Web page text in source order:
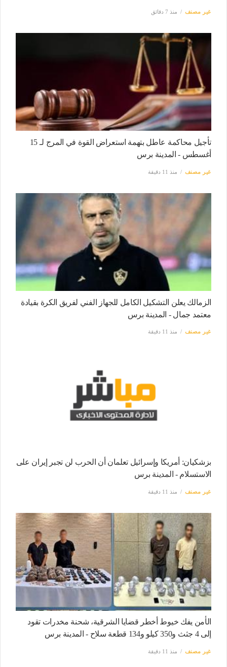
غير مصنف منذ 7 دقائق
تأجيل محاكمة عاطل بتهمة استعراض القوة في المرج لـ 15
أغسطس - المدينة برس
غير مصنف منذ 11 دقيقة
الزمالك يعلن التشكيل الكامل للجهاز الفني لفريق الكرة بقيادة
معتمد جمال - المدينة برس
غير مصنف منذ 11 دقيقة
بزشكيان: أمريكا وإسرائيل تعلمان أن الحرب لن تجبر إيران على
الاستسلام - المدينة برس
غير مصنف منذ 11 دقيقة
الأمن يفك خيوط أخطر قضايا الشرقية، شحنة مخدرات تقود
إلى 4 جثث و350 كيلو و134 قطعة سلاح - المدينة برس
غير مصنف منذ 11 دقيقة